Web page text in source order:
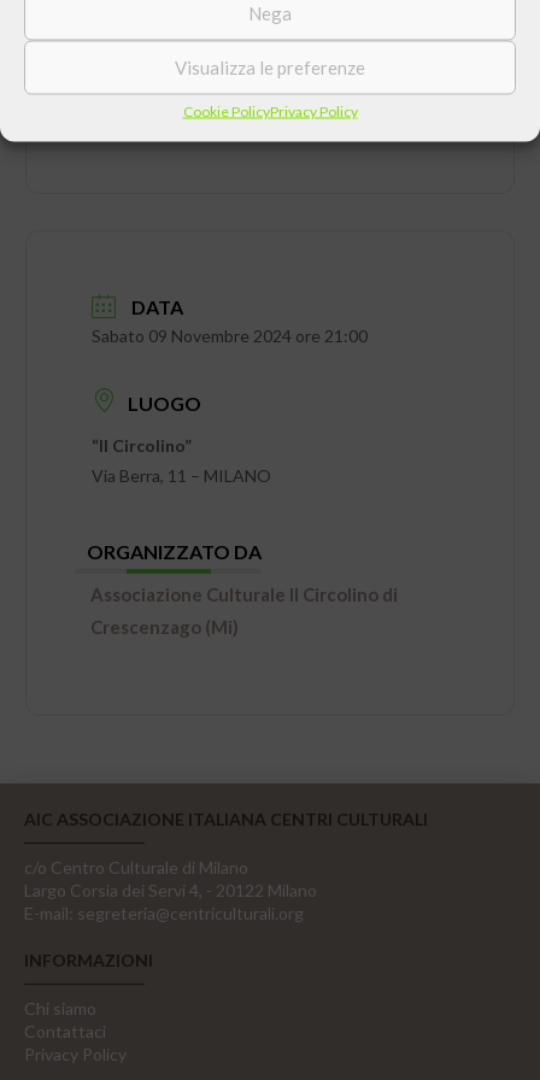
Nega
Visualizza le preferenze
Cookie PolicyPrivacy Policy
DATA
Sabato 09 Novembre 2024 ore 21:00
LUOGO
“Il Circolino”
Via Berra, 11 – MILANO
ORGANIZZATO DA
Associazione Culturale Il Circolino di
Crescenzago (Mi)
AIC ASSOCIAZIONE ITALIANA CENTRI CULTURALI
c/o Centro Culturale di Milano
Largo Corsia dei Servi 4, - 20122 Milano
E-mail: segreteria@centriculturali.org
INFORMAZIONI
Chi siamo
Contattaci
Privacy Policy